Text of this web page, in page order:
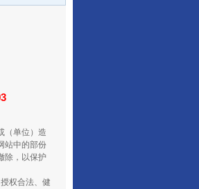
（单位）造
站中的部份
除，以保护
权合法、健